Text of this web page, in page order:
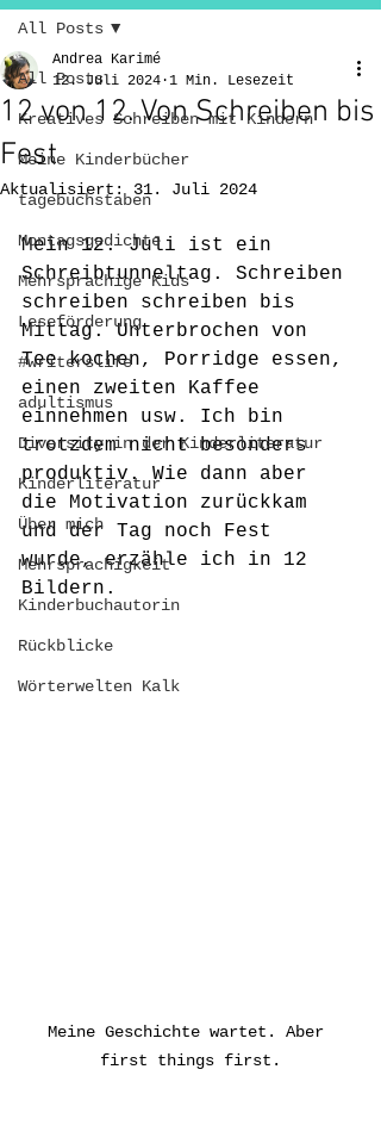
All Posts
Kreatives Schreiben mit Kindern
Meine Kinderbücher
tagebuchstaben
Montagsgedichte
Mehrsprachige Kids
Leseförderung
#writerslife
adultismus
Diversity in der Kinderliteratur
Kinderliteratur
Über mich
Mehrsprachigkeit
Kinderbuchautorin
Rückblicke
Wörterwelten Kalk
All Posts
12 von 12. Von Schreiben bis
Fest
Andrea Karimé
12. Juli 2024 1 Min. Lesezeit
Aktualisiert: 31. Juli 2024
Mein 12. Juli ist ein
Schreibtunneltag. Schreiben
schreiben schreiben bis
Mittag. Unterbrochen von
Tee kochen, Porridge essen,
einen zweiten Kaffee
einnehmen usw. Ich bin
trotzdem nicht besonders
produktiv. Wie dann aber
die Motivation zurückkam
und der Tag noch Fest
wurde, erzähle ich in 12
Bildern.
Meine Geschichte wartet. Aber
first things first.